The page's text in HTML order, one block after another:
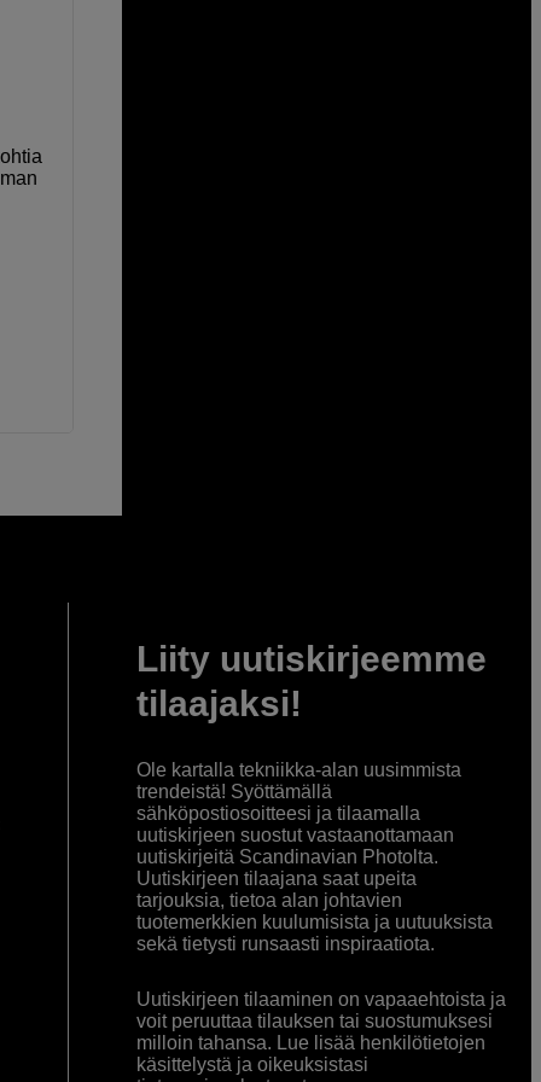
Liity uutiskirjeemme
tilaajaksi!
Ole kartalla tekniikka-alan uusimmista
trendeistä! Syöttämällä
sähköpostiosoitteesi ja tilaamalla
uutiskirjeen suostut vastaanottamaan
uutiskirjeitä Scandinavian Photolta.
Uutiskirjeen tilaajana saat upeita
tarjouksia, tietoa alan johtavien
tuotemerkkien kuulumisista ja uutuuksista
sekä tietysti runsaasti inspiraatiota.
Uutiskirjeen tilaaminen on vapaaehtoista ja
voit peruuttaa tilauksen tai suostumuksesi
milloin tahansa. Lue lisää henkilötietojen
käsittelystä ja oikeuksistasi